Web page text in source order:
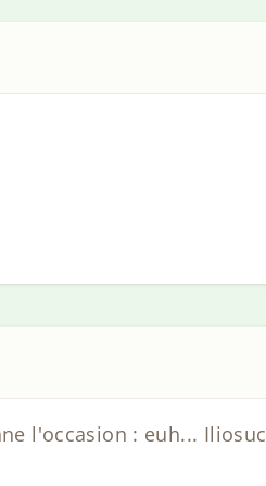
l'occasion : euh...